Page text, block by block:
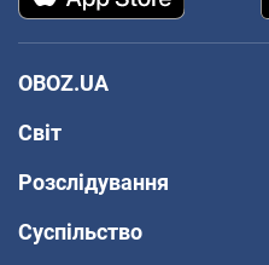
OBOZ.UA
Світ
Розслідування
Суспільство